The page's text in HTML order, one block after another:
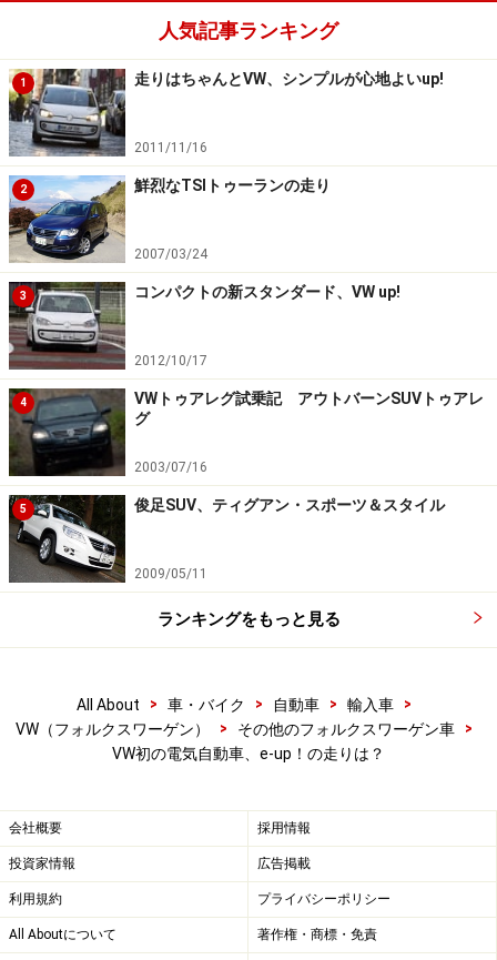
人気記事ランキング
1 走りはちゃんとVW、シンプルが心地よいup!
2011/11/16
2 鮮烈なTSIトゥーランの走り
2007/03/24
3 コンパクトの新スタンダード、VW up!
2012/10/17
4
VWトゥアレグ試乗記 アウトバーンSUVトゥアレ
グ
2003/07/16
5 俊足SUV、ティグアン・スポーツ＆スタイル
2009/05/11
ランキングをもっと見る
All About > 車・バイク > 自動車 > 輸入車
>
VW（フォルクスワーゲン）
> その他のフォルクスワーゲン車
>
VW初の電気自動車、e-up！の走りは？
会社概要 採用情報
投資家情報 広告掲載
利用規約 プライバシーポリシー
All Aboutについて 著作権・商標・免責